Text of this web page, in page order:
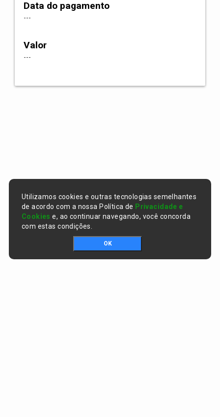
Data do pagamento
---
Valor
---
Utilizamos cookies e outras tecnologias semelhantes
de acordo com a nossa Política de Privacidade e
Cookies e, ao continuar navegando, você concorda
com estas condições.
OK